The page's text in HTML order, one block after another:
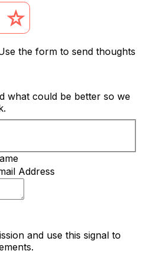
the form to send thoughts
what could be better so we
Address
and use this signal to